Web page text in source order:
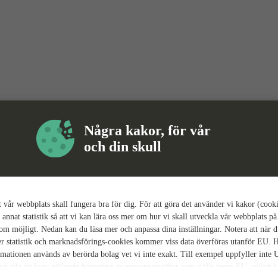
Några kakor, för vår
och din skull
webbplats skall fungera bra för dig. För att göra det använder vi kakor
statistik så att vi kan lära oss mer om hur vi skall utveckla vår webbplats på
möjligt. Nedan kan du läsa mer och anpassa dina inställningar. Notera att när
statistik och marknadsförings-cookies kommer viss data överföras utanför EU.
används av berörda bolag vet vi inte exakt. Till exempel uppfyller inte